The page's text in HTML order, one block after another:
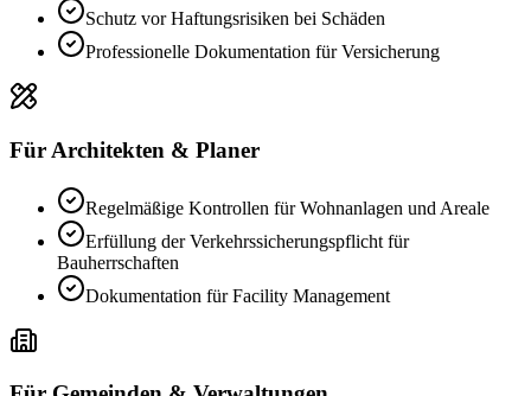
Schutz vor Haftungsrisiken bei Schäden
Professionelle Dokumentation für Versicherung
Für Architekten & Planer
Regelmäßige Kontrollen für Wohnanlagen und Areale
Erfüllung der Verkehrssicherungspflicht für
Bauherrschaften
Dokumentation für Facility Management